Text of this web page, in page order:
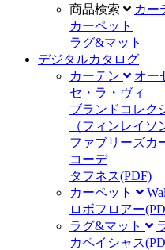
商品検索
カー
カーペット
ラグ&マット
デジタルカタログ
カーテン
オー
セ・ラ・ヴィ
ブランドコレク
（フィンレイソ
ファブリーズカ
コーデ
タフネス(PDF)
カーペット
ロボフロアー
ラグ&マット
カペイシャス